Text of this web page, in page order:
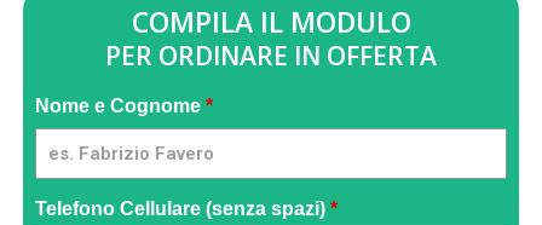
COMPILA IL MODULO
PER ORDINARE IN OFFERTA
Ecopest
2x1 [IT] -
GpmQMIA
| 03
Nome e Cognome *
Telefono Cellulare (senza spazi) *